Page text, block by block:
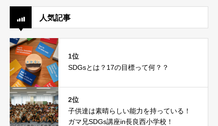
人気記事
1位
SDGsとは？17の目標って何？？
2位
子供達は素晴らしい能力を持っている！
ガマ兄SDGs講座in長良西小学校！